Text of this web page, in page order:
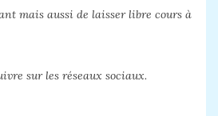
mais aussi de laisser libre cours à
sur les réseaux sociaux.